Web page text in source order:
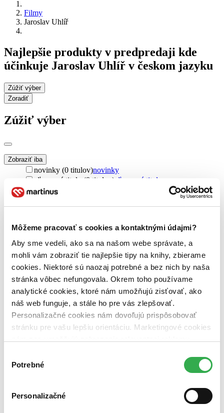
Môžeme pracovať s cookies a kontaktnými údajmi?
Aby sme vedeli, ako sa na našom webe správate, a
mohli vám zobraziť tie najlepšie tipy na knihy, zbierame
cookies. Niektoré sú naozaj potrebné a bez nich by naša
stránka vôbec nefungovala. Okrem toho používame
analytické cookies, ktoré nám umožňujú zisťovať, ako
náš web funguje, a stále ho pre vás zlepšovať.
Personalizačné cookies nám dovoľujú prispôsobovať
stránku pre vašu lepšiu orientáciu. Marketingové cookies
nám pomohlo, keby sme mohli používať všetky tieto
súhlasu
Potrebné
Personalizačné
Filmy
Jaroslav Uhlíř
Najlepšie produkty v predpredaji kde
účinkuje Jaroslav Uhlíř v českom jazyku
Zúžiť výber
Zoradiť
Zúžiť výber
Zobraziť iba
novinky (0 titulov)novinky
zľavnené tituly (0 titulov) zľavnené tituly
Dostupnosť
na centrálnom sklade (0 titulov)na centrálnom sklade
pripravujeme (0 titulov)pripravujeme
dostupná (bez vypredaných) (0 titulov)
dostupná (bez
vypredaných)
Nové / čítané
nová (0 titulov)nová
čítaná (0 titulov)čítaná
čítaná - výborný stav (0 titulov)čítaná - výborný stav
čítaná - mierne opotrebovaná (0 titulov)čítaná - mierne
opotrebovaná
čítané verzie vypredaných kníh (0 titulov)čítané verzie
vypredaných kníh